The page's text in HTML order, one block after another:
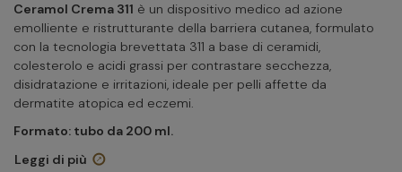
Ceramol Crema 311 è un dispositivo medico ad azione
emolliente e ristrutturante della barriera cutanea, formulato
con la tecnologia brevettata 311 a base di ceramidi,
colesterolo e acidi grassi per contrastare secchezza,
disidratazione e irritazioni, ideale per pelli affette da
dermatite atopica ed eczemi.
Formato: tubo da 200 ml.
Leggi di più